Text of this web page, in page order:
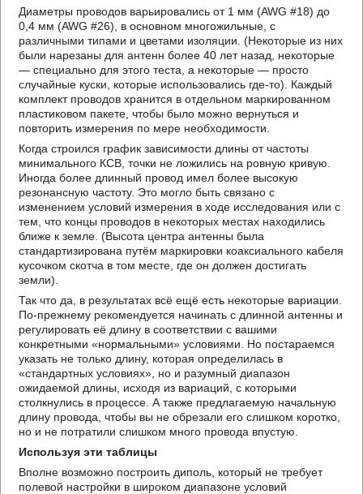
Диаметры проводов варьировались от 1 мм (AWG #18) до
0,4 мм (AWG #26), в основном многожильные, с
различными типами и цветами изоляции. (Некоторые из них
были нарезаны для антенн более 40 лет назад, некоторые
— специально для этого теста, а некоторые — просто
случайные куски, которые использовались где-то). Каждый
комплект проводов хранится в отдельном маркированном
пластиковом пакете, чтобы было можно вернуться и
повторить измерения по мере необходимости.
Когда строился график зависимости длины от частоты
минимального КСВ, точки не ложились на ровную кривую.
Иногда более длинный провод имел более высокую
резонансную частоту. Это могло быть связано с
изменением условий измерения в ходе исследования или с
тем, что концы проводов в некоторых местах находились
ближе к земле. (Высота центра антенны была
стандартизирована путём маркировки коаксиального кабеля
кусочком скотча в том месте, где он должен достигать
земли).
Так что да, в результатах всё ещё есть некоторые вариации.
По-прежнему рекомендуется начинать с длинной антенны и
регулировать её длину в соответствии с вашими
конкретными «нормальными» условиями. Но постараемся
указать не только длину, которая определилась в
«стандартных условиях», но и разумный диапазон
ожидаемой длины, исходя из вариаций, с которыми
столкнулись в процессе. А также предлагаемую начальную
длину провода, чтобы вы не обрезали его слишком коротко,
но и не потратили слишком много провода впустую.
Используя эти таблицы
Вполне возможно построить диполь, который не требует
полевой настройки в широком диапазоне условий